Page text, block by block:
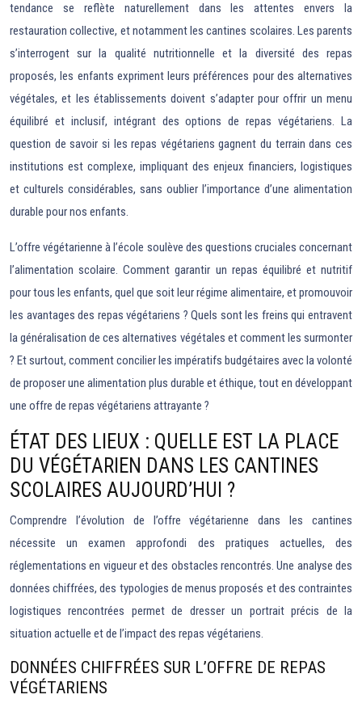
tendance se reflète naturellement dans les attentes envers la
restauration collective, et notamment les cantines scolaires. Les parents
s’interrogent sur la qualité nutritionnelle et la diversité des repas
proposés, les enfants expriment leurs préférences pour des alternatives
végétales, et les établissements doivent s’adapter pour offrir un menu
équilibré et inclusif, intégrant des options de repas végétariens. La
question de savoir si les repas végétariens gagnent du terrain dans ces
institutions est complexe, impliquant des enjeux financiers, logistiques
et culturels considérables, sans oublier l’importance d’une alimentation
durable pour nos enfants.
L’offre végétarienne à l’école soulève des questions cruciales concernant
l’alimentation scolaire. Comment garantir un repas équilibré et nutritif
pour tous les enfants, quel que soit leur régime alimentaire, et promouvoir
les avantages des repas végétariens ? Quels sont les freins qui entravent
la généralisation de ces alternatives végétales et comment les surmonter
? Et surtout, comment concilier les impératifs budgétaires avec la volonté
de proposer une alimentation plus durable et éthique, tout en développant
une offre de repas végétariens attrayante ?
ÉTAT DES LIEUX : QUELLE EST LA PLACE
DU VÉGÉTARIEN DANS LES CANTINES
SCOLAIRES AUJOURD’HUI ?
Comprendre l’évolution de l’offre végétarienne dans les cantines
nécessite un examen approfondi des pratiques actuelles, des
réglementations en vigueur et des obstacles rencontrés. Une analyse des
données chiffrées, des typologies de menus proposés et des contraintes
logistiques rencontrées permet de dresser un portrait précis de la
situation actuelle et de l’impact des repas végétariens.
DONNÉES CHIFFRÉES SUR L’OFFRE DE REPAS
VÉGÉTARIENS